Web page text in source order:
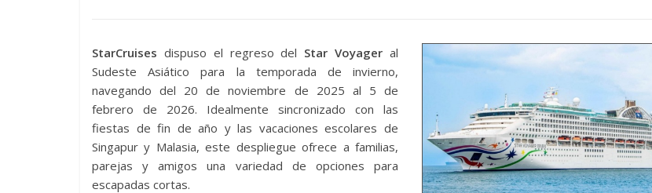
StarCruises dispuso el regreso del Star Voyager al
Sudeste Asiático para la temporada de invierno,
navegando del 20 de noviembre de 2025 al 5 de
febrero de 2026. Idealmente sincronizado con las
fiestas de fin de año y las vacaciones escolares de
Singapur y Malasia, este despliegue ofrece a familias,
parejas y amigos una variedad de opciones para
escapadas cortas.